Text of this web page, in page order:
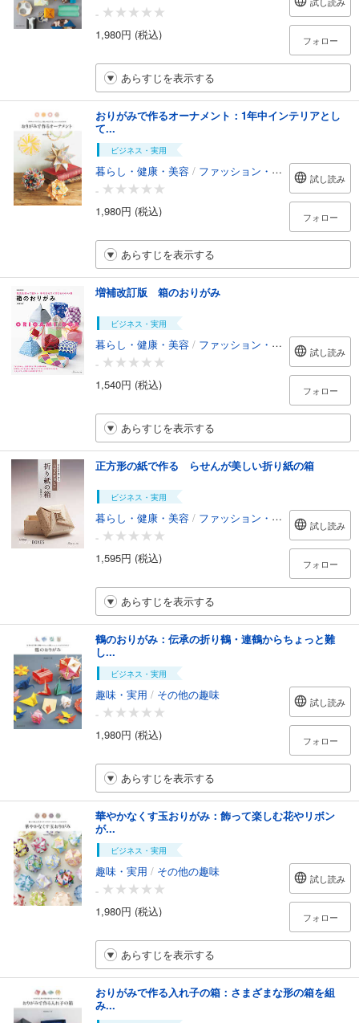
-
1,980円 (税込)
フォロー
あらすじを表示する
おりがみで作るオーナメント：1年中インテリアとし
て...
ビジネス・実用
暮らし・健康・美容 / ファッション・美容
-
1,980円 (税込)
試し読み
フォロー
あらすじを表示する
増補改訂版 箱のおりがみ
ビジネス・実用
暮らし・健康・美容 / ファッション・美容
-
1,540円 (税込)
試し読み
フォロー
あらすじを表示する
正方形の紙で作る らせんが美しい折り紙の箱
ビジネス・実用
暮らし・健康・美容 / ファッション・美容
-
1,595円 (税込)
試し読み
フォロー
あらすじを表示する
鶴のおりがみ：伝承の折り鶴・連鶴からちょっと難
し...
ビジネス・実用
趣味・実用 / その他の趣味
-
1,980円 (税込)
試し読み
フォロー
あらすじを表示する
華やかなくす玉おりがみ：飾って楽しむ花やリボン
が...
ビジネス・実用
趣味・実用 / その他の趣味
-
1,980円 (税込)
試し読み
フォロー
あらすじを表示する
おりがみで作る入れ子の箱：さまざまな形の箱を組
み...